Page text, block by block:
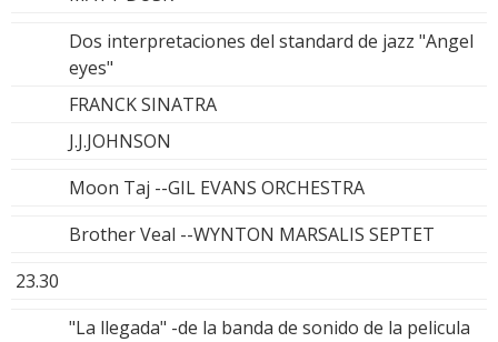
Dos interpretaciones del standard de jazz "Angel
eyes"
FRANCK SINATRA
J.J.JOHNSON
Moon Taj --GIL EVANS ORCHESTRA
Brother Veal --WYNTON MARSALIS SEPTET
23.30
"La llegada" -de la banda de sonido de la pelicula